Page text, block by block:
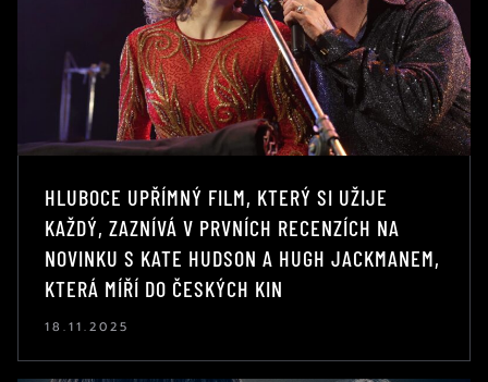
HLUBOCE UPŘÍMNÝ FILM, KTERÝ SI UŽIJE
KAŽDÝ, ZAZNÍVÁ V PRVNÍCH RECENZÍCH NA
NOVINKU S KATE HUDSON A HUGH JACKMANEM,
KTERÁ MÍŘÍ DO ČESKÝCH KIN
18.11.2025